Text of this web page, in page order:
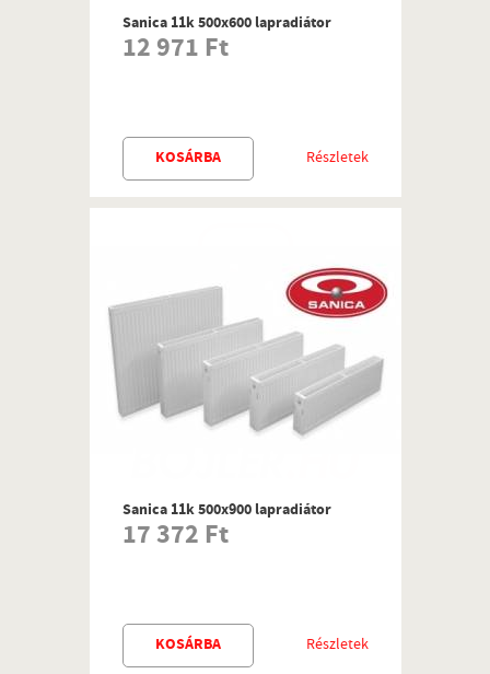
Sanica 11k 500x600 lapradiátor
12 971 Ft
Részletek
KOSÁRBA
Sanica 11k 500x900 lapradiátor
17 372 Ft
Részletek
KOSÁRBA